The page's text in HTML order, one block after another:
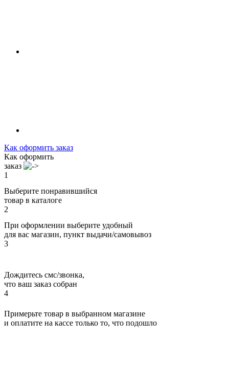
Как оформить заказ
Как оформить
заказ
1
Выберите понравившийся
товар в каталоге
2
При оформлении выберите удобный
для вас магазин, пункт выдачи/самовывоз
3
Дождитесь смс/звонка,
что ваш заказ собран
4
Примерьте товар в выбранном магазине
и оплатите на кассе только то, что подошло